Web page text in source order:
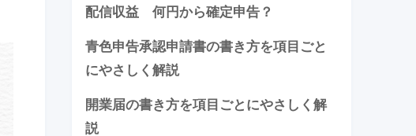
配信収益 何円から確定申告？
青色申告承認申請書の書き方を項目ごと
にやさしく解説
開業届の書き方を項目ごとにやさしく解
説